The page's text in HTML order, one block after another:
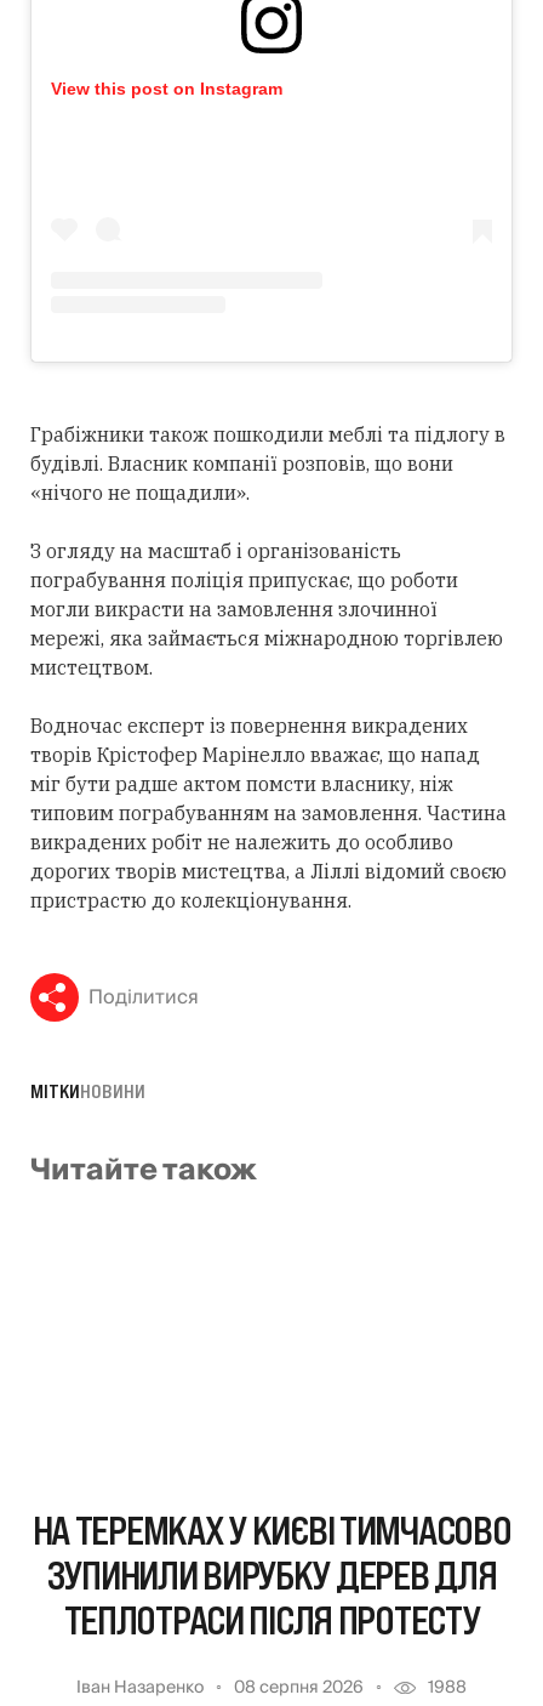
View this post on Instagram
Грабіжники також пошкодили меблі та підлогу в
будівлі. Власник компанії розповів, що вони
«нічого не пощадили».
З огляду на масштаб і організованість
пограбування поліція припускає, що роботи
могли викрасти на замовлення злочинної
мережі, яка займається міжнародною торгівлею
мистецтвом.
Водночас експерт із повернення викрадених
творів Крістофер Марінелло вважає, що напад
міг бути радше актом помсти власнику, ніж
типовим пограбуванням на замовлення. Частина
викрадених робіт не належить до особливо
дорогих творів мистецтва, а Ліллі відомий своєю
пристрастю до колекціонування.
Поділитися
МІТКИНОВИНИ
Читайте також
НА ТЕРЕМКАХ У КИЄВІ ТИМЧАСОВО
ЗУПИНИЛИ ВИРУБКУ ДЕРЕВ ДЛЯ
ТЕПЛОТРАСИ ПІСЛЯ ПРОТЕСТУ
Іван Назаренко 08 серпня 2026 1988